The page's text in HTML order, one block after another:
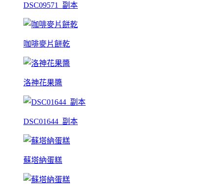
DSC09571_副本
咖啡麥片餅乾
洛神花果醬
DSC01644_副本
蘇塔納蛋糕